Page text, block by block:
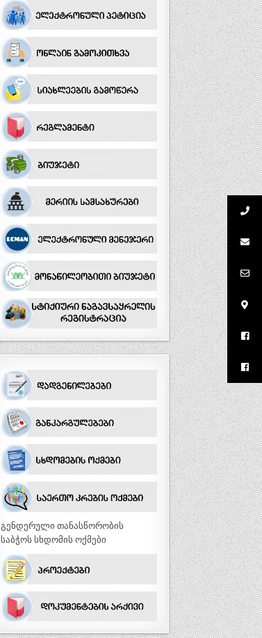
გენდერული თანასწორობის
საბჭოს სხდომის ოქმები